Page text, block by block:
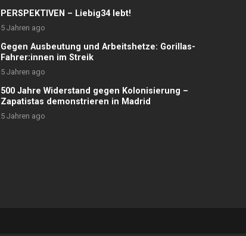
PERSPEKTIVEN – Liebig34 lebt!
5 Jahren ago
Gegen Ausbeutung und Arbeitshetze: Gorillas-
Fahrer:innen im Streik
5 Jahren ago
500 Jahre Widerstand gegen Kolonisierung –
Zapatistas demonstrieren in Madrid
5 Jahren ago